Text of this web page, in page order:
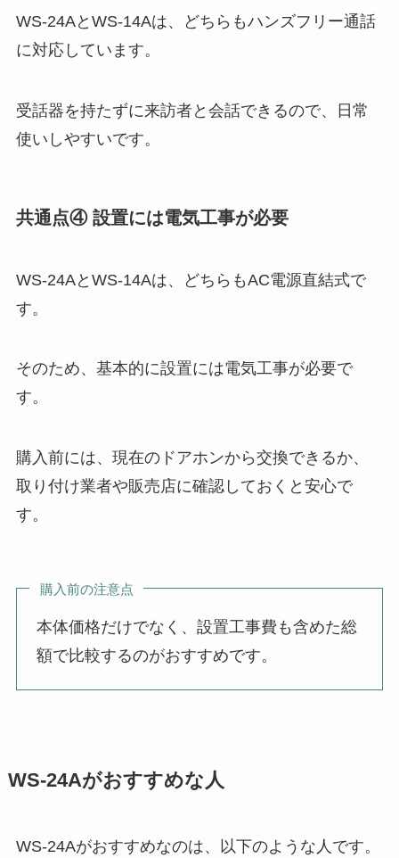
WS-24AとWS-14Aは、どちらもハンズフリー通話
に対応しています。
受話器を持たずに来訪者と会話できるので、日常
使いしやすいです。
共通点④ 設置には電気工事が必要
WS-24AとWS-14Aは、どちらもAC電源直結式で
す。
そのため、基本的に設置には電気工事が必要で
す。
購入前には、現在のドアホンから交換できるか、
取り付け業者や販売店に確認しておくと安心で
す。
購入前の注意点
本体価格だけでなく、設置工事費も含めた総
額で比較するのがおすすめです。
WS-24Aがおすすめな人
WS-24Aがおすすめなのは、以下のような人です。